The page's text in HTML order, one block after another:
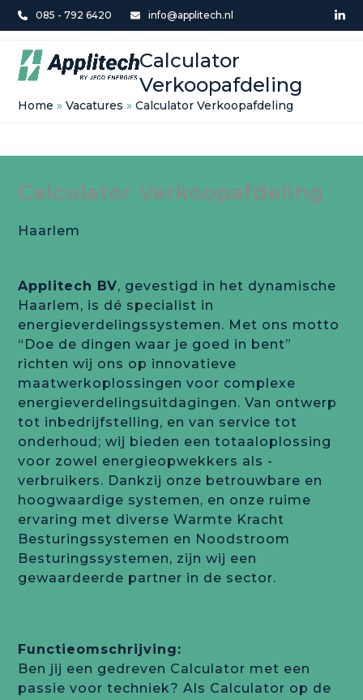
Skip
to
content
085 - 792 6420 info@applitech.nl
Open
mobile
menu
Close
mobile
menu
Calculator
Verkoopafdeling
Home »Vacatures »Calculator Verkoopafdeling
Calculator Verkoopafdeling
Haarlem
Applitech BV, gevestigd in het dynamische
Haarlem, is dé specialist in
energieverdelingssystemen. Met ons motto
“Doe de dingen waar je goed in bent”
richten wij ons op innovatieve
maatwerkoplossingen voor complexe
energieverdelingsuitdagingen. Van ontwerp
tot inbedrijfstelling, en van service tot
onderhoud; wij bieden een totaaloplossing
voor zowel energieopwekkers als -
verbruikers. Dankzij onze betrouwbare en
hoogwaardige systemen, en onze ruime
ervaring met diverse Warmte Kracht
Besturingssystemen en Noodstroom
Besturingssystemen, zijn wij een
gewaardeerde partner in de sector.
Functieomschrijving:
Ben jij een gedreven Calculator met een
passie voor techniek? Als Calculator op de